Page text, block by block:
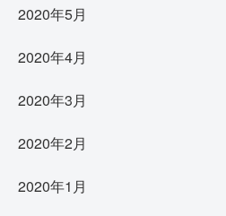
2020年5月
2020年4月
2020年3月
2020年2月
2020年1月